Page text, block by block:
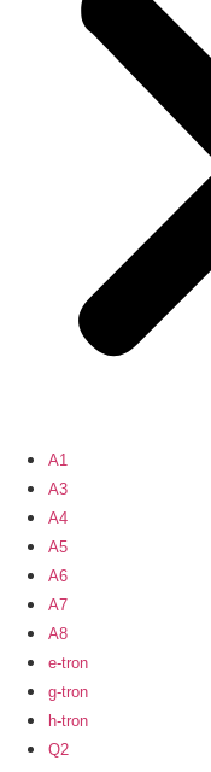
A1
A3
A4
A5
A6
A7
A8
e-tron
g-tron
h-tron
Q2